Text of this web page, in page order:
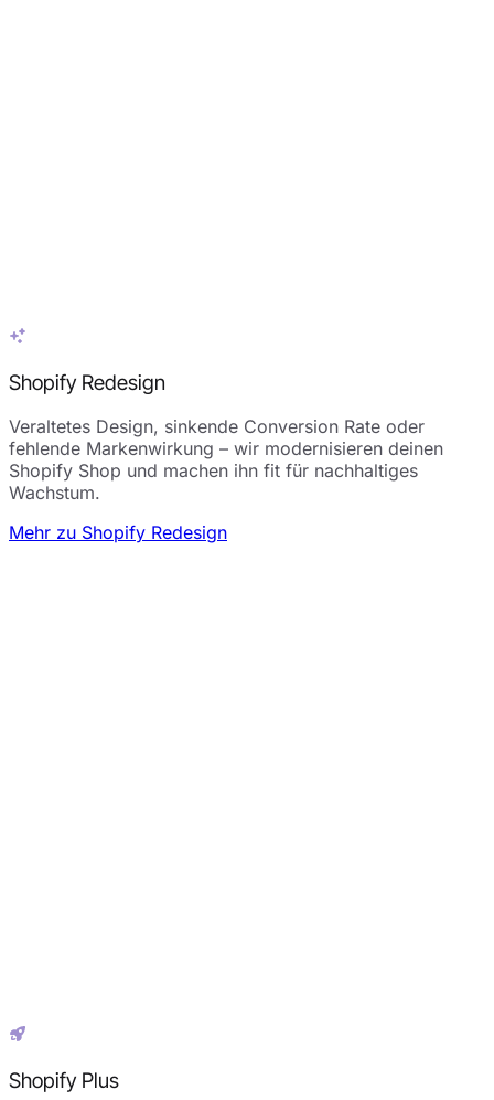
Shopify Redesign
Veraltetes Design, sinkende Conversion Rate oder
fehlende Markenwirkung – wir modernisieren deinen
Shopify Shop und machen ihn fit für nachhaltiges
Wachstum.
Mehr zu Shopify Redesign
Shopify Plus